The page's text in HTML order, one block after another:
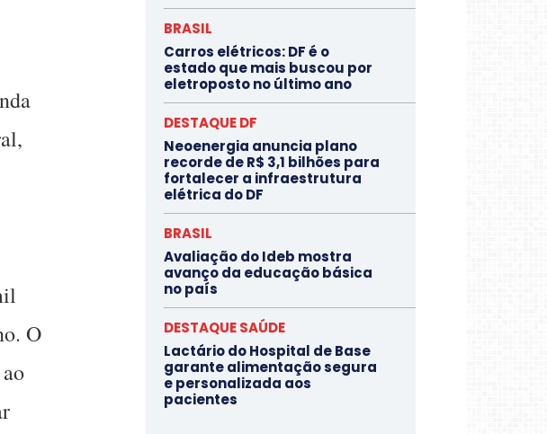
O
BRASIL
Carros elétricos: DF é o
estado que mais buscou por
eletroposto no último ano
DESTAQUE DF
Neoenergia anuncia plano
recorde de R$ 3,1 bilhões para
fortalecer a infraestrutura
elétrica do DF
BRASIL
Avaliação do Ideb mostra
avanço da educação básica
no país
DESTAQUE SAÚDE
Lactário do Hospital de Base
garante alimentação segura
e personalizada aos
pacientes